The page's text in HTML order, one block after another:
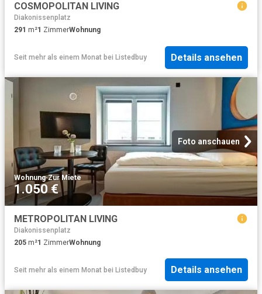
COSMOPOLITAN LIVING
Diakonissenplatz
291 m²1 ZimmerWohnung
Seit mehr als einem Monat bei Listedbuy Details ansehen
Foto anschauen
Wohnung·Zur Miete
1.050 €
METROPOLITAN LIVING
Diakonissenplatz
205 m²1 ZimmerWohnung
Seit mehr als einem Monat bei Listedbuy Details ansehen